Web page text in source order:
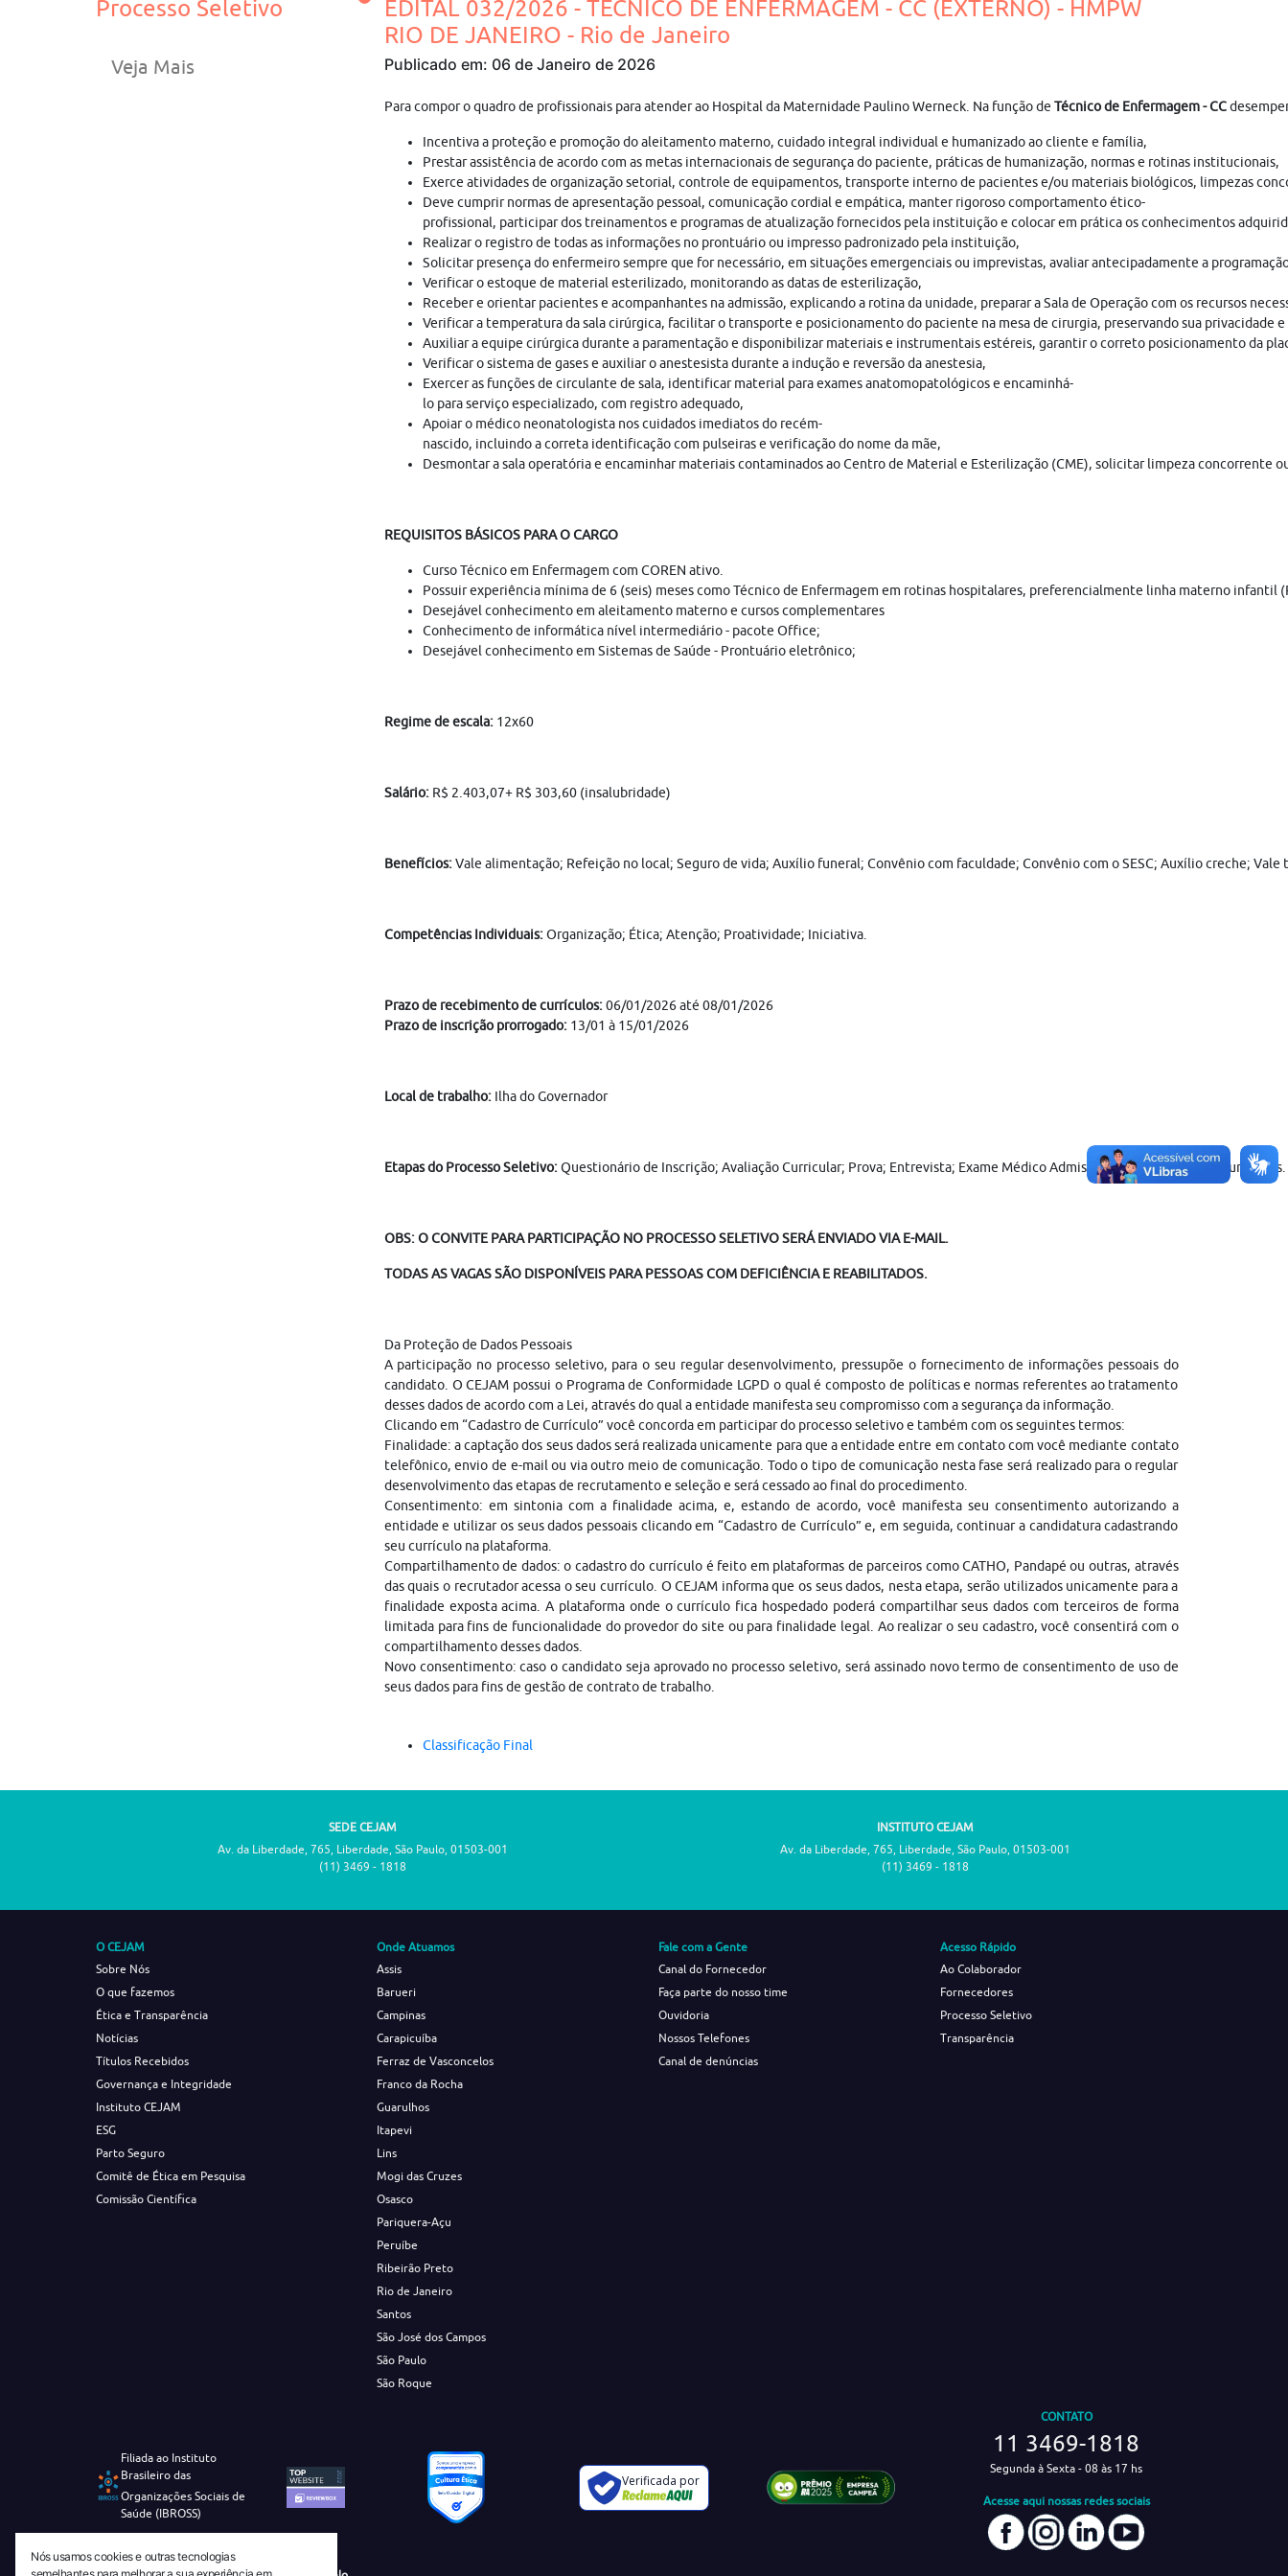
Processo Seletivo
Veja Mais
EDITAL 032/2026 - TÉCNICO DE ENFERMAGEM - CC (EXTERNO) - HMPW
RIO DE JANEIRO - Rio de Janeiro
Publicado em: 06 de Janeiro de 2026
Para compor o quadro de profissionais para atender ao Hospital da Maternidade Paulino Werneck. Na função de Técnico de Enfermagem - CC
Incentiva a proteção e promoção do aleitamento materno, cuidado integral individual e humanizado ao cliente e família,
Prestar assistência de acordo com as metas internacionais de segurança do paciente, práticas de humanização, normas e rotinas institucionais,
Exerce atividades de organização setorial, controle de equipamentos, transporte interno de pacientes e/ou materiais biológicos, limpezas
Deve cumprir normas de apresentação pessoal, comunicação cordial e empática, manter rigoroso comportamento ético-
profissional, participar dos treinamentos e programas de atualização fornecidos pela instituição e colocar em prática os conhecimentos
Realizar o registro de todas as informações no prontuário ou impresso padronizado pela instituição,
Solicitar presença do enfermeiro sempre que for necessário, em situações emergenciais ou imprevistas, avaliar antecipadamente a
Verificar o estoque de material esterilizado, monitorando as datas de esterilização,
Receber e orientar pacientes e acompanhantes na admissão, explicando a rotina da unidade, preparar a Sala de Operação com os recursos
Verificar a temperatura da sala cirúrgica, facilitar o transporte e posicionamento do paciente na mesa de cirurgia, preservando sua privacidade
Auxiliar a equipe cirúrgica durante a paramentação e disponibilizar materiais e instrumentais estéreis, garantir o correto posicionamento da
Verificar o sistema de gases e auxiliar o anestesista durante a indução e reversão da anestesia,
Exercer as funções de circulante de sala, identificar material para exames anatomopatológicos e encaminhá-
lo para serviço especializado, com registro adequado,
Apoiar o médico neonatologista nos cuidados imediatos do recém-
nascido, incluindo a correta identificação com pulseiras e verificação do nome da mãe,
Desmontar a sala operatória e encaminhar materiais contaminados ao Centro de Material e Esterilização (CME), solicitar limpeza concorrente
REQUISITOS BÁSICOS PARA O CARGO
Curso Técnico em Enfermagem com COREN ativo.
Possuir experiência mínima de 6 (seis) meses como Técnico de Enfermagem em rotinas hospitalares, preferencialmente linha materno
Desejável conhecimento em aleitamento materno e cursos complementares
Conhecimento de informática nível intermediário - pacote Office;
Desejável conhecimento em Sistemas de Saúde - Prontuário eletrônico;
Regime de escala:12x60
Salário: R$ 2.403,07+ R$ 303,60 (insalubridade)
Benefícios:Vale alimentação; Refeição no local; Seguro de vida; Auxílio funeral; Convênio com faculdade; Convênio com o SESC; Auxílio creche;
Competências Individuais:Organização; Ética; Atenção; Proatividade; Iniciativa.
Prazo de recebimento de currículos:06/01/2026 até 08/01/2026
Prazo de inscrição prorrogado: 13/01 à 15/01/2026
Local de trabalho:Ilha do Governador
Etapas do Processo Seletivo:Questionário de Inscrição; Avaliação Curricular; Prova; Entrevista; Exame Médico Admissional e Entrega de
OBS: O CONVITE PARA PARTICIPAÇÃO NO PROCESSO SELETIVO SERÁ ENVIADO VIA E-MAIL.
TODAS AS VAGAS SÃO DISPONÍVEIS PARA PESSOAS COM DEFICIÊNCIA E REABILITADOS.
Da Proteção de Dados Pessoais
A participação no processo seletivo, para o seu regular desenvolvimento, pressupõe o fornecimento de informações pessoais do
candidato. O CEJAM possui o Programa de Conformidade LGPD o qual é composto de políticas e normas referentes ao tratamento
desses dados de acordo com a Lei, através do qual a entidade manifesta seu compromisso com a segurança da informação.
Clicando em “Cadastro de Currículo” você concorda em participar do processo seletivo e também com os seguintes termos:
Finalidade: a captação dos seus dados será realizada unicamente para que a entidade entre em contato com você mediante contato
telefônico, envio de e-mail ou via outro meio de comunicação. Todo o tipo de comunicação nesta fase será realizado para o regular
desenvolvimento das etapas de recrutamento e seleção e será cessado ao final do procedimento.
Consentimento: em sintonia com a finalidade acima, e, estando de acordo, você manifesta seu consentimento autorizando a
entidade e utilizar os seus dados pessoais clicando em “Cadastro de Currículo” e, em seguida, continuar a candidatura cadastrando
seu currículo na plataforma.
Compartilhamento de dados: o cadastro do currículo é feito em plataformas de parceiros como CATHO, Pandapé ou outras, através
das quais o recrutador acessa o seu currículo. O CEJAM informa que os seus dados, nesta etapa, serão utilizados unicamente para a
finalidade exposta acima. A plataforma onde o currículo fica hospedado poderá compartilhar seus dados com terceiros de forma
limitada para fins de funcionalidade do provedor do site ou para finalidade legal. Ao realizar o seu cadastro, você consentirá com o
compartilhamento desses dados.
Novo consentimento: caso o candidato seja aprovado no processo seletivo, será assinado novo termo de consentimento de uso de
seus dados para fins de gestão de contrato de trabalho.
Classificação Final
SEDE CEJAM
Av. da Liberdade, 765, Liberdade, São Paulo, 01503-001
(11) 3469 - 1818
INSTITUTO CEJAM
Av. da Liberdade, 765, Liberdade, São Paulo, 01503-001
(11) 3469 - 1818
O CEJAM
Sobre Nós
O que fazemos
Ética e Transparência
Notícias
Títulos Recebidos
Governança e Integridade
Instituto CEJAM
ESG
Parto Seguro
Comitê de Ética em Pesquisa
Comissão Científica
Onde Atuamos
Assis
Barueri
Campinas
Carapicuíba
Ferraz de Vasconcelos
Franco da Rocha
Guarulhos
Itapevi
Lins
Mogi das Cruzes
Osasco
Pariquera-Açu
Peruíbe
Ribeirão Preto
Rio de Janeiro
Santos
São José dos Campos
São Paulo
São Roque
Fale com a Gente
Canal do Fornecedor
Faça parte do nosso time
Ouvidoria
Nossos Telefones
Canal de denúncias
Acesso Rápido
Ao Colaborador
Fornecedores
Processo Seletivo
Transparência
Filiada ao Instituto
Brasileiro das
Organizações Sociais de
Saúde (IBROSS)
Verificada por
CONTATO
11 3469-1818
Segunda à Sexta - 08 às 17 hs
Acesse aqui nossas redes sociais
Nós usamos cookies e outras tecnologias